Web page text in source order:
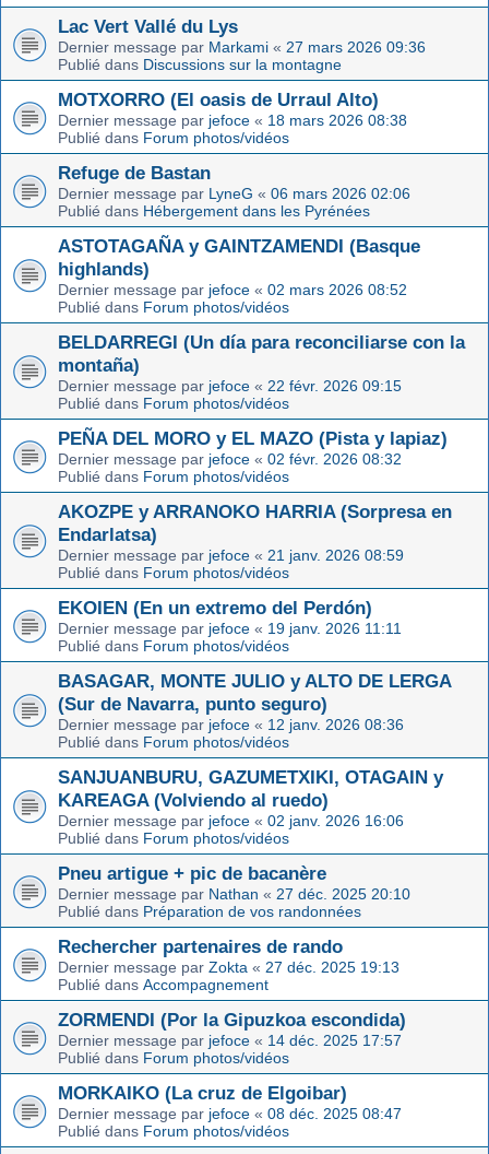
Lac Vert Vallé du Lys
Dernier message par Markami « 27 mars 2026 09:36
Publié dans Discussions sur la montagne
MOTXORRO (El oasis de Urraul Alto)
Dernier message par jefoce « 18 mars 2026 08:38
Publié dans Forum photos/vidéos
Refuge de Bastan
Dernier message par LyneG « 06 mars 2026 02:06
Publié dans Hébergement dans les Pyrénées
ASTOTAGAÑA y GAINTZAMENDI (Basque
highlands)
Dernier message par jefoce « 02 mars 2026 08:52
Publié dans Forum photos/vidéos
BELDARREGI (Un día para reconciliarse con la
montaña)
Dernier message par jefoce « 22 févr. 2026 09:15
Publié dans Forum photos/vidéos
PEÑA DEL MORO y EL MAZO (Pista y lapiaz)
Dernier message par jefoce « 02 févr. 2026 08:32
Publié dans Forum photos/vidéos
AKOZPE y ARRANOKO HARRIA (Sorpresa en
Endarlatsa)
Dernier message par jefoce « 21 janv. 2026 08:59
Publié dans Forum photos/vidéos
EKOIEN (En un extremo del Perdón)
Dernier message par jefoce « 19 janv. 2026 11:11
Publié dans Forum photos/vidéos
BASAGAR, MONTE JULIO y ALTO DE LERGA
(Sur de Navarra, punto seguro)
Dernier message par jefoce « 12 janv. 2026 08:36
Publié dans Forum photos/vidéos
SANJUANBURU, GAZUMETXIKI, OTAGAIN y
KAREAGA (Volviendo al ruedo)
Dernier message par jefoce « 02 janv. 2026 16:06
Publié dans Forum photos/vidéos
Pneu artigue + pic de bacanère
Dernier message par Nathan « 27 déc. 2025 20:10
Publié dans Préparation de vos randonnées
Rechercher partenaires de rando
Dernier message par Zokta « 27 déc. 2025 19:13
Publié dans Accompagnement
ZORMENDI (Por la Gipuzkoa escondida)
Dernier message par jefoce « 14 déc. 2025 17:57
Publié dans Forum photos/vidéos
MORKAIKO (La cruz de Elgoibar)
Dernier message par jefoce « 08 déc. 2025 08:47
Publié dans Forum photos/vidéos